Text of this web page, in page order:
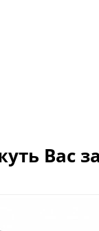
Вас